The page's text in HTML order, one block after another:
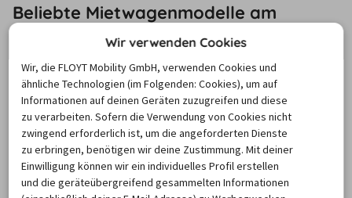
Beliebte Mietwagenmodelle am
Flughafen Amman
Am Flughafen Amman sind Kleinwagen wie der
i10 beliebt, ideal für Stadtfahrten und kürzere Strecken.
Kompaktklasse-Modelle wie der Toyota Corolla und
Fahrzeuge der Premiumklasse wie der BMW 5er
geeignet, vor allem wenn du ein komfortables
Wir verwenden Cookies
Wir, die FLOYT Mobility GmbH, verwenden Cookies und
ähnliche Technologien (im Folgenden: Cookies), um auf
Informationen auf deinen Geräten zuzugreifen und diese
zu verarbeiten. Sofern die Verwendung von Cookies nicht
zwingend erforderlich ist, um die angeforderten Dienste
zu erbringen, benötigen wir deine Zustimmung. Mit deiner
Einwilligung können wir ein individuelles Profil erstellen
und die geräteübergreifend gesammelten Informationen